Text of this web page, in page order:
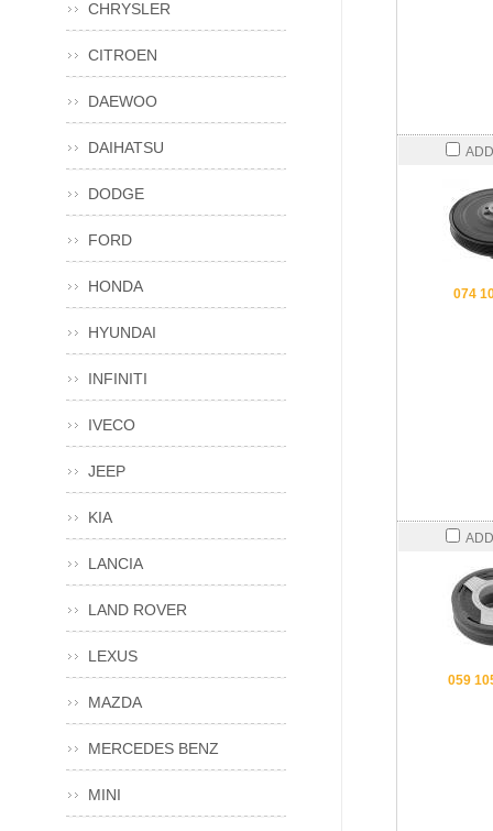
074
059
CHRYSLER
CITROEN
DAEWOO
DAIHATSU
DODGE
FORD
HONDA
HYUNDAI
INFINITI
IVECO
JEEP
KIA
LANCIA
LAND ROVER
LEXUS
MAZDA
MERCEDES BENZ
MINI